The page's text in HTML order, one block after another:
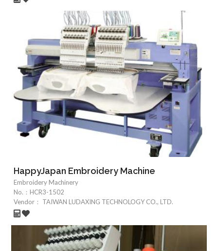
HappyJapan Embroidery Machine
Embroidery Machinery
No.： HCR3-1502
Vendor：
TAIWAN LUDAXING TECHNOLOGY CO., LTD.